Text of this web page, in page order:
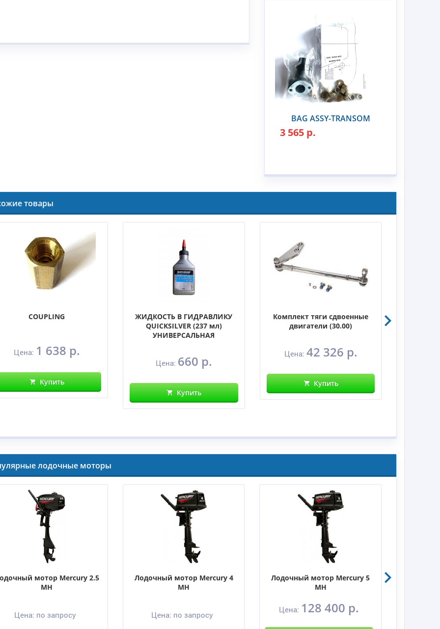
BAG ASSY-TRANSOM
3 565 р.
товары
COUPLING
Цена: 1 638 р.
Купить
ЖИДКОСТЬ В ГИДРАВЛИКУ
QUICKSILVER (237 мл)
УНИВЕРСАЛЬНАЯ
Цена: 660 р.
Купить
Комплект тяги сдвоенные
двигатели (30.00)
Цена: 42 326 р.
Купить
лодочные моторы
мотор Mercury 2.5
MH
Цена: по запросу
Лодочный мотор Mercury 4
MH
Цена: по запросу
Лодочный мотор Mercury 5
MH
Цена: 128 400 р.